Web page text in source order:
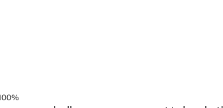
100‎%‎